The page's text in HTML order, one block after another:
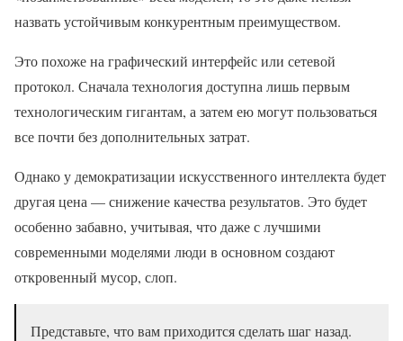
назвать устойчивым конкурентным преимуществом.
Это похоже на графический интерфейс или сетевой
протокол. Сначала технология доступна лишь первым
технологическим гигантам, а затем ею могут пользоваться
все почти без дополнительных затрат.
Однако у демократизации искусственного интеллекта будет
другая цена — снижение качества результатов. Это будет
особенно забавно, учитывая, что даже с лучшими
современными моделями люди в основном создают
откровенный мусор, слоп.
Представьте, что вам приходится сделать шаг назад.